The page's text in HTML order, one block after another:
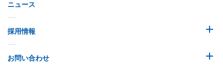
ニュース
採用情報
お問い合わせ